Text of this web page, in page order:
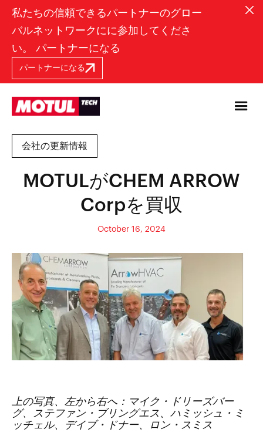
私たちの信頼できるパートナーのグロー
バルネットワークにに参加してくださ
い。 パートナーになる
パートナーになる
会社の更新情報
MOTULがCHEM ARROW
Corpを買収
October 16, 2024
上の写真、左から右へ：マイク・ドリーズバー
グ、ステファン・ブリングエス、ハミッシュ・ミ
ッチェル、デイブ・ドナー、ロン・スミス